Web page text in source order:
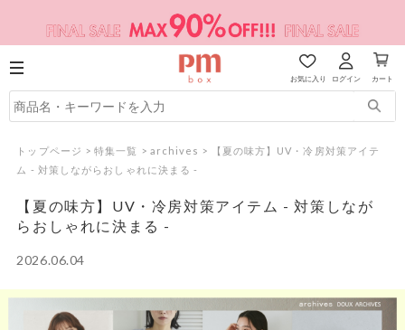
お気に入り ログイン カート
トップページ > 特集一覧 > archives >
【夏の味方】UV・冷房対策アイテ
ム - 対策しながらおしゃれに決まる -
【夏の味方】UV・冷房対策アイテム - 対策しなが
らおしゃれに決まる -
2026.06.04